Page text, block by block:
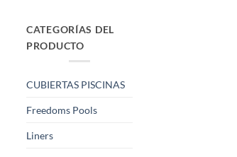
CATEGORÍAS DEL
PRODUCTO
CUBIERTAS PISCINAS
Freedoms Pools
Liners